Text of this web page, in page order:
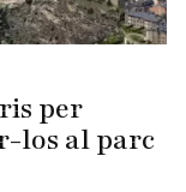
per
los al parc